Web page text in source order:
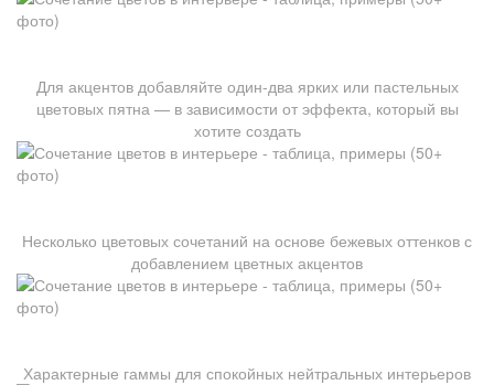
Для акцентов добавляйте один-два ярких или пастельных
цветовых пятна — в зависимости от эффекта, который вы
хотите создать
Несколько цветовых сочетаний на основе бежевых оттенков с
добавлением цветных акцентов
Характерные гаммы для спокойных нейтральных интерьеров